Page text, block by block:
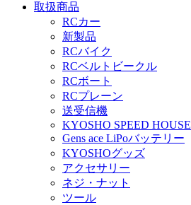
取扱商品
RCカー
新製品
RCバイク
RCベルトビークル
RCボート
RCプレーン
送受信機
KYOSHO SPEED HOUSE
Gens ace LiPoバッテリー
KYOSHOグッズ
アクセサリー
ネジ・ナット
ツール